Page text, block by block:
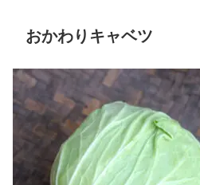
おかわりキャベツ